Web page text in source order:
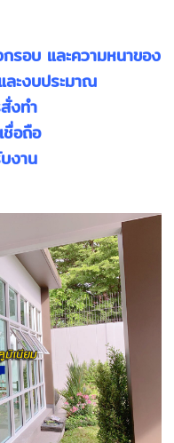
รอบ และความหนาของ
ละงบประมาณ
งทำ
ชื่อถือ
งาน